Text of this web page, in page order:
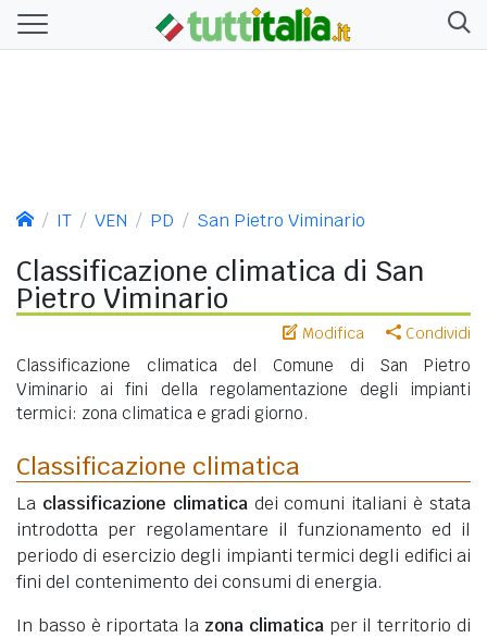
IT VEN PD San Pietro Viminario
Classificazione climatica di San
Pietro Viminario
Modifica Condividi
Classificazione climatica del Comune di San Pietro
Viminario ai fini della regolamentazione degli impianti
termici: zona climatica e gradi giorno.
Classificazione climatica
La classificazione climaticadei comuni italiani è stata
introdotta per regolamentare il funzionamento ed il
periodo di esercizio degli impianti termici degli edifici ai
fini del contenimento dei consumi di energia.
In basso è riportata la zona climaticaper il territorio di